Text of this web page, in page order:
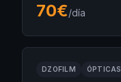
70€/día
DZOFILM ÓPTICAS